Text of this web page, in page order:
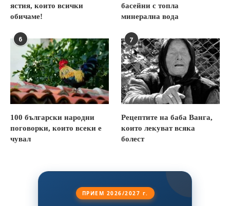
ястия, които всички
обичаме!
басейни с топла
минерална вода
6
100 български народни
поговорки, които всеки е
чувал
7
Рецептите на баба Ванга,
които лекуват всяка
болест
ПРИЕМ 2026/2027 г.